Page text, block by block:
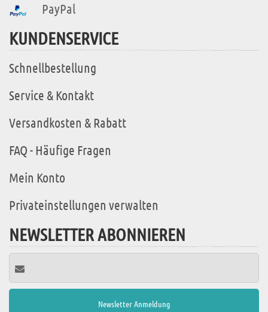
PayPal
KUNDENSERVICE
Schnellbestellung
Service & Kontakt
Versandkosten & Rabatt
FAQ - Häufige Fragen
Mein Konto
Privateinstellungen verwalten
NEWSLETTER ABONNIEREN